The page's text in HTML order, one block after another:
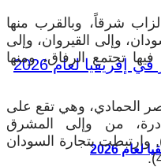
شرقاً، وبالقرب منها
وإلى القيروان، وإلى
تجتمع الرفاق، ومنها
الحمادي، وهي تقع على
من وإلى المشرق
الأقصى والصحراء (40), وارتبطت بتجارة السودان